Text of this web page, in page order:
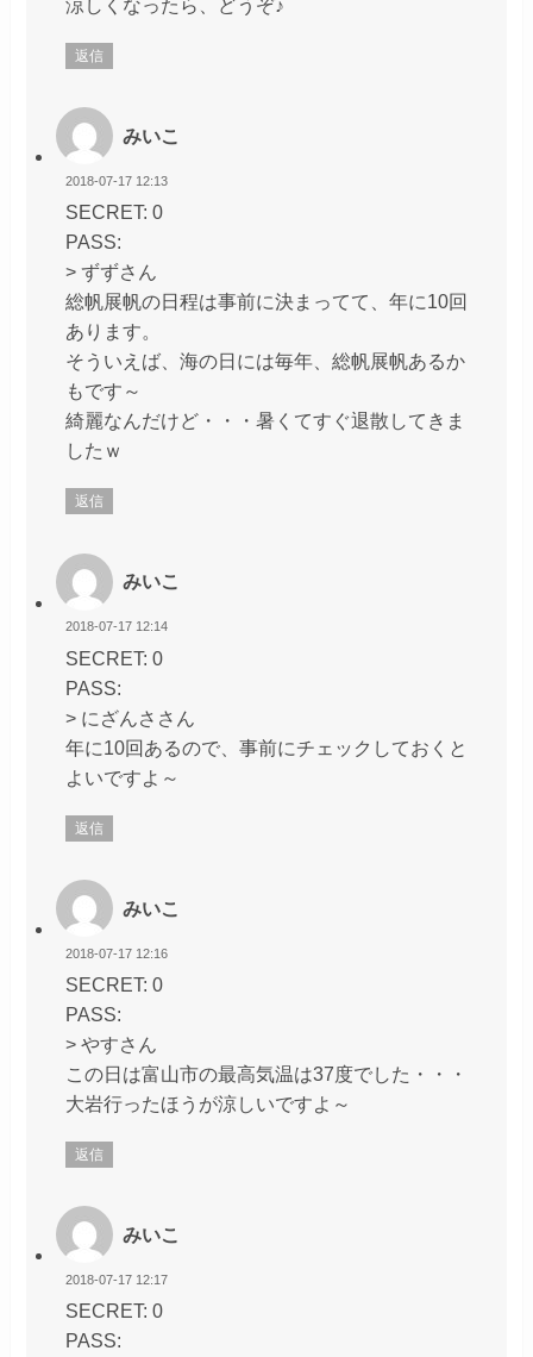
涼しくなったら、どうぞ♪
返信
みいこ
2018-07-17 12:13
SECRET: 0
PASS:
> ずずさん
総帆展帆の日程は事前に決まってて、年に10回
あります。
そういえば、海の日には毎年、総帆展帆あるか
もです～
綺麗なんだけど・・・暑くてすぐ退散してきま
したｗ
返信
みいこ
2018-07-17 12:14
SECRET: 0
PASS:
> にざんささん
年に10回あるので、事前にチェックしておくと
よいですよ～
返信
みいこ
2018-07-17 12:16
SECRET: 0
PASS:
> やすさん
この日は富山市の最高気温は37度でした・・・
大岩行ったほうが涼しいですよ～
返信
みいこ
2018-07-17 12:17
SECRET: 0
PASS: